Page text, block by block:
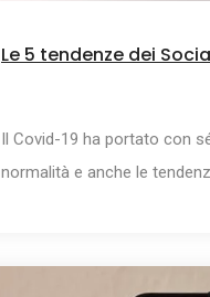
Le 5 tendenze dei
Il Covid-19 ha portato con
normalità e anche le